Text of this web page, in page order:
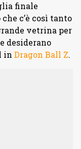
finale
c’è così tanto
vetrina per
desiderano
in Dragon Ball Z.